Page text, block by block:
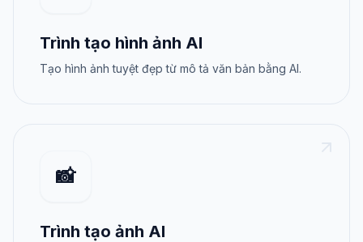
Trình tạo hình ảnh AI
Tạo hình ảnh tuyệt đẹp từ mô tả văn bản bằng AI.
📸
Trình tạo ảnh AI